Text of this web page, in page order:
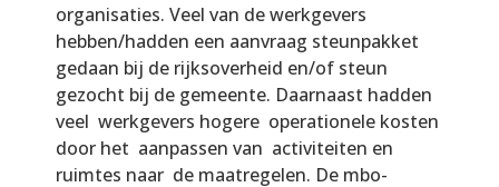
organisaties. Veel van de werkgevers
hebben/hadden een aanvraag steunpakket
gedaan bij de rijksoverheid en/of steun
gezocht bij de gemeente. Daarnaast hadden
veel werkgevers hogere operationele kosten
door het aanpassen van activiteiten en
ruimtes naar de maatregelen. De mbo-